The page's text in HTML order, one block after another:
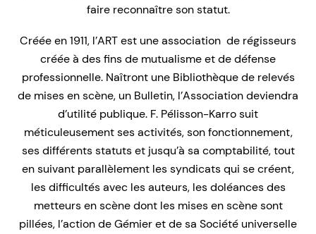
faire reconnaître son statut.
Créée en 1911, l’ART est une association de régisseurs
créée à des fins de mutualisme et de défense
professionnelle. Naîtront une Bibliothèque de relevés
de mises en scène, un Bulletin, l’Association deviendra
d’utilité publique. F. Pélisson-Karro suit
méticuleusement ses activités, son fonctionnement,
ses différents statuts et jusqu’à sa comptabilité, tout
en suivant parallèlement les syndicats qui se créent,
les difficultés avec les auteurs, les doléances des
metteurs en scène dont les mises en scène sont
pillées, l’action de Gémier et de sa Société universelle